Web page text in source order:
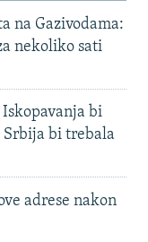
na Gazivodama:
nekoliko sati
bi
bi trebala
adrese nakon